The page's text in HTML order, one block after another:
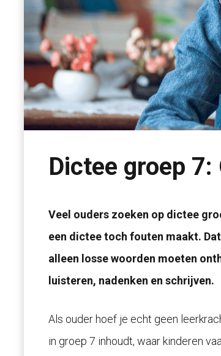
Dictee groep
Veel ouders zoeken op dictee
een dictee toch fouten maakt.
alleen losse woorden moeten
luisteren, nadenken en schrijven.
Als ouder hoef je echt geen
in groep 7 inhoudt, waar kinderen